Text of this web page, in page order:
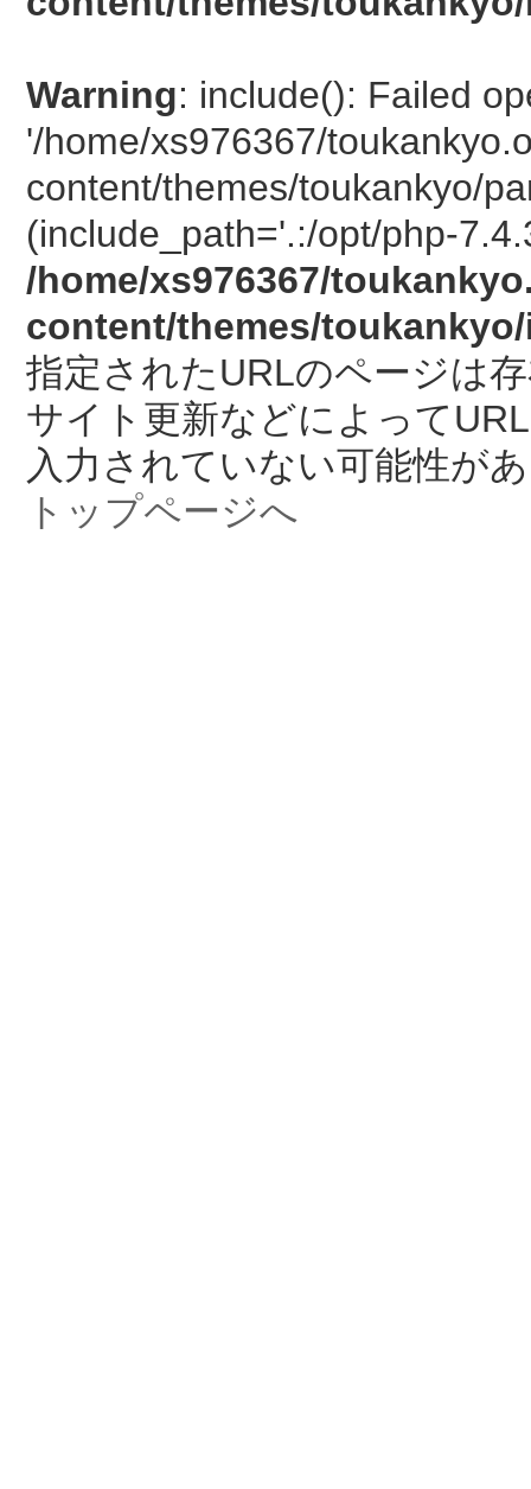
Warning: include(): Failed
'/home/xs976367/
content/themes/toukankyo/
(include_path='.:/opt/php-
/home/xs976367/
content/themes/
指定されたURLのページは
サイト更新などによって
入力されていない可能性が
トップページへ